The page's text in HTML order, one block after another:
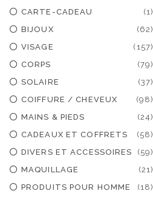
CARTE-CADEAU
(1)
BIJOUX
(62)
VISAGE
(157)
CORPS
(79)
SOLAIRE
(37)
COIFFURE / CHEVEUX
(98)
MAINS & PIEDS
(24)
CADEAUX ET COFFRETS
(58)
DIVERS ET ACCESSOIRES
(59)
MAQUILLAGE
(21)
PRODUITS POUR HOMME
(18)